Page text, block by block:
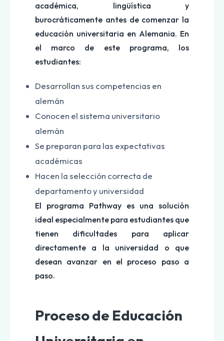
académica, lingüística y
burocráticamente antes de comenzar la
educación universitaria en Alemania. En
el marco de este programa, los
estudiantes:
Desarrollan sus competencias en
alemán
Conocen el sistema universitario
alemán
Se preparan para las expectativas
académicas
Hacen la selección correcta de
departamento y universidad
El programa Pathway es una solución
ideal especialmente para estudiantes que
tienen dificultades para aplicar
directamente a la universidad o que
desean avanzar en el proceso paso a
paso.
Proceso de Educación